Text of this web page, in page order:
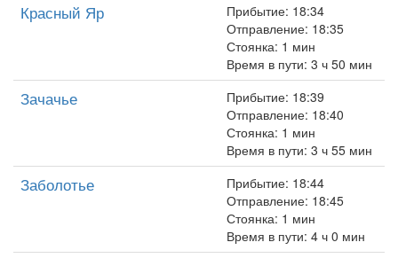
Красный Яр
Прибытие: 18:34
Отправление: 18:35
Стоянка: 1 мин
Время в пути: 3 ч 50 мин
Зачачье
Прибытие: 18:39
Отправление: 18:40
Стоянка: 1 мин
Время в пути: 3 ч 55 мин
Заболотье
Прибытие: 18:44
Отправление: 18:45
Стоянка: 1 мин
Время в пути: 4 ч 0 мин